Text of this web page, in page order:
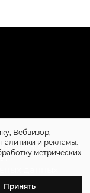
данных
Вебвизор,
и рекламы.
метрических
Принять